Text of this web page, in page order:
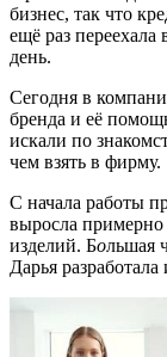
бизнес, так что
ещё раз
день.
Сегодня в
бренда и её
искали по
чем взять в фирму.
С начала работы
выросла примерно
изделий. Большая
Дарья